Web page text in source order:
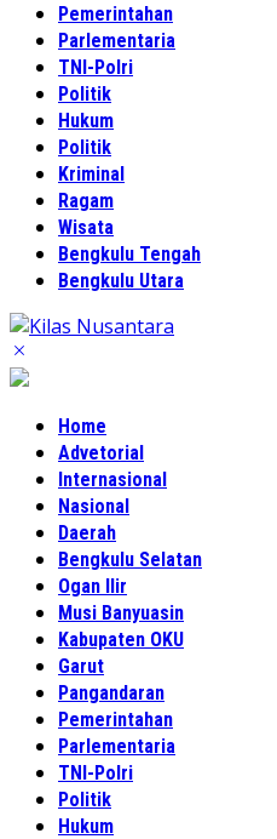
Pemerintahan
Parlementaria
TNI-Polri
Politik
Hukum
Politik
Kriminal
Ragam
Wisata
Bengkulu Tengah
Bengkulu Utara
Home
Advetorial
Internasional
Nasional
Daerah
Bengkulu Selatan
Ogan Ilir
Musi Banyuasin
Kabupaten OKU
Garut
Pangandaran
Pemerintahan
Parlementaria
TNI-Polri
Politik
Hukum